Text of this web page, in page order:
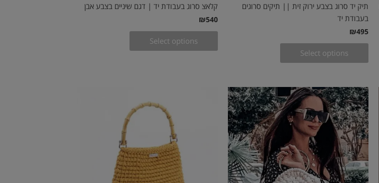
תיק יד סרוג בצבע ירוק זית || תיקים סרוגים
בעבודת יד
₪495
Select options
קלאצ סרוג בעבודת יד | דגם שיניים בצבע אבן
₪540
Select options